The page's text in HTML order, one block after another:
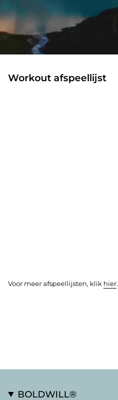
Workout afspeellijst
Voor meer afspeellijsten, klik hier.
BOLDWILL®